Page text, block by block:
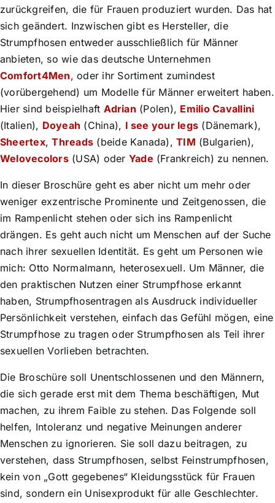
zurückgreifen, die für Frauen produziert wurden. Das hat
sich geändert. Inzwischen gibt es Hersteller, die
Strumpfhosen entweder ausschließlich für Männer
anbieten, so wie das deutsche Unternehmen
Comfort4Men, oder ihr Sortiment zumindest
(vorübergehend) um Modelle für Männer erweitert haben.
Hier sind beispielhaft Adrian (Polen), Emilio Cavallini
(Italien), Doyeah (China), I see your legs (Dänemark),
Sheertex,Threads (beide Kanada),TIM (Bulgarien),
Welovecolors (USA) oder Yade (Frankreich) zu nennen.
In dieser Broschüre geht es aber nicht um mehr oder
weniger exzentrische Prominente und Zeitgenossen, die
im Rampenlicht stehen oder sich ins Rampenlicht
drängen. Es geht auch nicht um Menschen auf der Suche
nach ihrer sexuellen Identität. Es geht um Personen wie
mich: Otto Normalmann, heterosexuell. Um Männer, die
den praktischen Nutzen einer Strumpfhose erkannt
haben, Strumpf­hosentragen als Ausdruck individueller
Persönlichkeit verstehen, einfach das Gefühl mögen, eine
Strumpfhose zu tragen oder Strumpfhosen als Teil ihrer
sexuellen Vorlieben betrachten.
Die Broschüre soll Unentschlossenen und den Männern,
die sich gerade erst mit dem Thema beschäftigen, Mut
machen, zu ihrem Faible zu stehen. Das Folgende soll
helfen, Intoleranz und negative Meinungen anderer
Menschen zu ignorieren. Sie soll dazu beitragen, zu
verstehen, dass Strumpfhosen, selbst Feinstrumpfhosen,
kein von „Gott gegebenes“ Kleidungsstück für Frauen
sind, sondern ein Unisexprodukt für alle Geschlechter.